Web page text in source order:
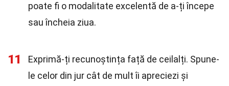
poate fi o modalitate excelentă de a-ți începe
sau încheia ziua.
11
Exprimă-ți recunoștința față de ceilalți. Spune-
le celor din jur cât de mult îi apreciezi și